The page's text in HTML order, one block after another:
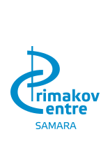
содержимому
(нажмите
Enter)